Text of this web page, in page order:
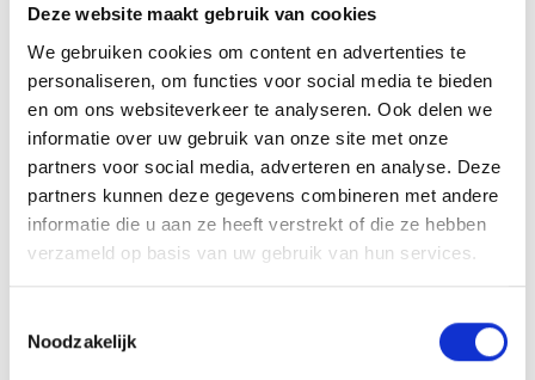
Deze website maakt gebruik van cookies
We gebruiken cookies om content en advertenties te
personaliseren, om functies voor social media te bieden
en om ons websiteverkeer te analyseren. Ook delen we
informatie over uw gebruik van onze site met onze
partners voor social media, adverteren en analyse. Deze
partners kunnen deze gegevens combineren met andere
informatie die u aan ze heeft verstrekt of die ze hebben
verzameld op basis van uw gebruik van hun services.
Noodzakelijk
KJ Software
Kwadrant Arbodiensten
Website
LA / Architecten
Website
Lannet IT
Website
Lenco onderhoud en service
Website
MBI Steenmeesters
Website
New York Pizza
Pieperz
Website
Website